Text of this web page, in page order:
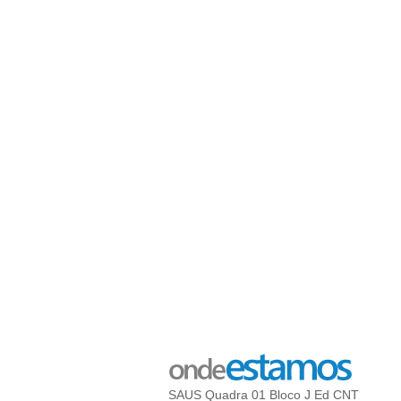
SAUS Quadra 01 Bloco J Ed CNT